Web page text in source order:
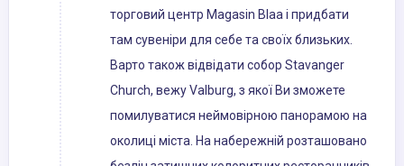
торговий центр Magasin Blaa і придбати
там сувеніри для себе та своїх близьких.
Варто також відвідати собор Stavanger
Church, вежу Valburg, з якої Ви зможете
помилуватися неймовірною панорамою на
околиці міста. На набережній розташовано